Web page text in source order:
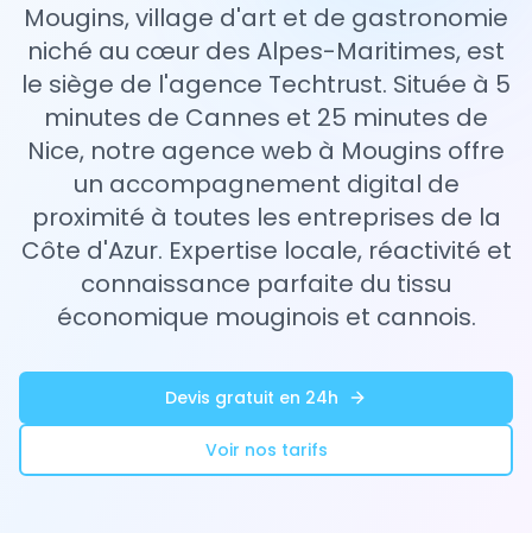
Mougins, village d'art et de gastronomie
niché au cœur des Alpes-Maritimes, est
le siège de l'agence Techtrust. Située à 5
minutes de Cannes et 25 minutes de
Nice, notre agence web à Mougins offre
un accompagnement digital de
proximité à toutes les entreprises de la
Côte d'Azur. Expertise locale, réactivité et
connaissance parfaite du tissu
économique mouginois et cannois.
Devis gratuit en 24h
Voir nos tarifs